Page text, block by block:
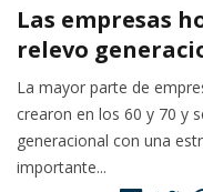
Las empresas
relevo
La mayor parte de
crearon en los 60 y 70 y
generacional con una
importante...